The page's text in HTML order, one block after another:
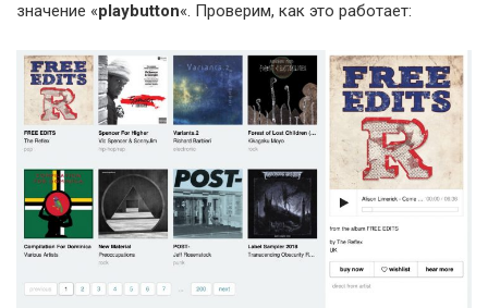
значение «playbutton«. Проверим, как это работает: